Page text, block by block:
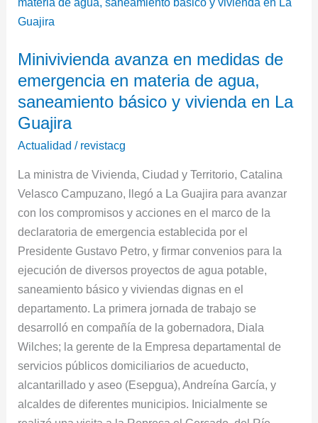
Minivivienda avanza en medidas de
emergencia en materia de agua,
saneamiento básico y vivienda en La
Guajira
Actualidad / revistacg
La ministra de Vivienda, Ciudad y Territorio, Catalina
Velasco Campuzano, llegó a La Guajira para avanzar
con los compromisos y acciones en el marco de la
declaratoria de emergencia establecida por el
Presidente Gustavo Petro, y firmar convenios para la
ejecución de diversos proyectos de agua potable,
saneamiento básico y viviendas dignas en el
departamento. La primera jornada de trabajo se
desarrolló en compañía de la gobernadora, Diala
Wilches; la gerente de la Empresa departamental de
servicios públicos domiciliarios de acueducto,
alcantarillado y aseo (Esepgua), Andreína García, y
alcaldes de diferentes municipios. Inicialmente se
en
de
emergencia
en
materia
saneamiento
básico
y
vivienda
en
La
Guajira